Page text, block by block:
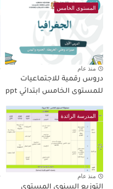
المستوى الخامس
منذ عام
دروس رقمية للاجتماعيات
للمستوى الخامس ابتدائي ppt
المدرسة الرائدة
منذ عام
التوزيع السنوي المستوى